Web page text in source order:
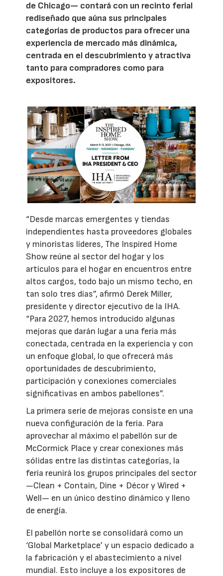
de Chicago— contará con un recinto ferial
rediseñado que aúna sus principales
categorías de productos para ofrecer una
experiencia de mercado más dinámica,
centrada en el descubrimiento y atractiva
tanto para compradores como para
expositores.
“Desde marcas emergentes y tiendas
independientes hasta proveedores globales
y minoristas líderes, The Inspired Home
Show reúne al sector del hogar y los
artículos para el hogar en encuentros entre
altos cargos, todo bajo un mismo techo, en
tan solo tres días”, afirmó Derek Miller,
presidente y director ejecutivo de la IHA.
“Para 2027, hemos introducido algunas
mejoras que darán lugar a una feria más
conectada, centrada en la experiencia y con
un enfoque global, lo que ofrecerá más
oportunidades de descubrimiento,
participación y conexiones comerciales
significativas en ambos pabellones”.
La primera serie de mejoras consiste en una
nueva configuración de la feria. Para
aprovechar al máximo el pabellón sur de
McCormick Place y crear conexiones más
sólidas entre las distintas categorías, la
feria reunirá los grupos principales del sector
—Clean + Contain, Dine + Décor y Wired +
Well— en un único destino dinámico y lleno
de energía.
El pabellón norte se consolidará como un
‘Global Marketplace’ y un espacio dedicado a
la fabricación y el abastecimiento a nivel
mundial. Esto incluye a los expositores de